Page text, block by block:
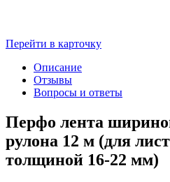
Перейти в карточку
Описание
Отзывы
Вопросы и ответы
Перфо лента
рулона 12 м (для
толщиной 16-22 мм)